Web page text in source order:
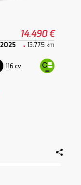
14.490 €
2025 13.775 km
116 cv